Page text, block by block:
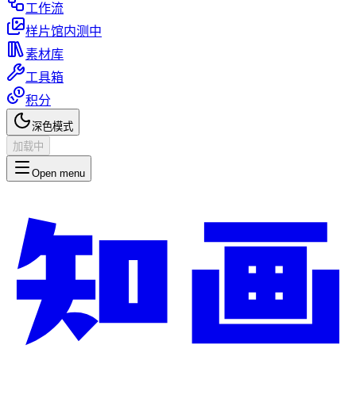
工作流
样片馆内测中
素材库
工具箱
积分
深色模式
加载中
Open menu